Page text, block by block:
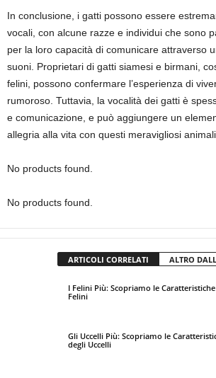
In conclusione, i gatti possono essere
vocali, con alcune razze e individui che sono
per la loro capacità di comunicare attraverso
suoni. Proprietari di gatti siamesi e birmani,
felini, possono confermare l’esperienza di
rumoroso. Tuttavia, la vocalità dei gatti è
e comunicazione, e può aggiungere un
allegria alla vita con questi meravigliosi
No products found.
No products found.
ARTICOLI CORRELATI ALTRO
I Felini Più: Scopriamo le
Felini
Gli Uccelli Più: Scopriamo le
degli Uccelli